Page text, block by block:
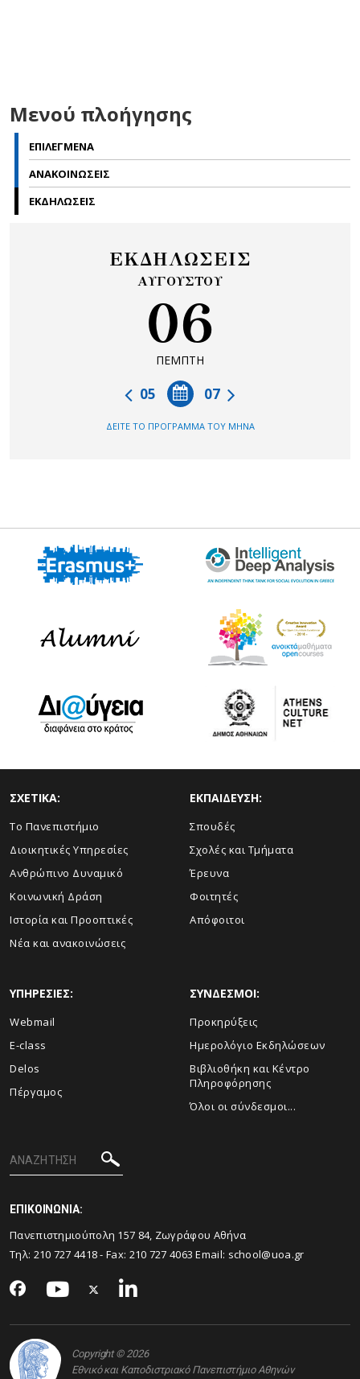
Μενού πλοήγησης
ΕΠΙΛΕΓΜΕΝΑ
ΑΝΑΚΟΙΝΩΣΕΙΣ
ΕΚΔΗΛΩΣΕΙΣ
ΕΚΔΗΛΩΣΕΙΣ
ΑΥΓΟΥΣΤΟΥ
06
ΠΕΜΠΤΗ
07
05
ΔΕΙΤΕ ΤΟ ΠΡΟΓΡΑΜΜΑ ΤΟΥ ΜΗΝΑ
ΣΧΕΤΙΚΑ:
Το Πανεπιστήμιο
Διοικητικές Υπηρεσίες
Ανθρώπινο Δυναμικό
Κοινωνική Δράση
Ιστορία και Προοπτικές
Νέα και ανακοινώσεις
ΕΚΠΑΙΔΕΥΣΗ:
Σπουδές
Σχολές και Τμήματα
Έρευνα
Φοιτητές
Απόφοιτοι
ΥΠΗΡΕΣΙΕΣ:
Webmail
E-class
Delos
Πέργαμος
ΣΥΝΔΕΣΜΟΙ:
Προκηρύξεις
Ημερολόγιο Εκδηλώσεων
Βιβλιοθήκη και Κέντρο
Πληροφόρησης
Όλοι οι σύνδεσμοι...
ΕΠΙΚΟΙΝΩΝΙΑ:
Πανεπιστημιούπολη 157 84, Ζωγράφου Αθήνα
Τηλ: 210 727 4418- Fax: 210 727 4063 Email: school@uoa.gr
Copyright © 2026
Εθνικό και Καποδιστριακό Πανεπιστήμιο Αθηνών